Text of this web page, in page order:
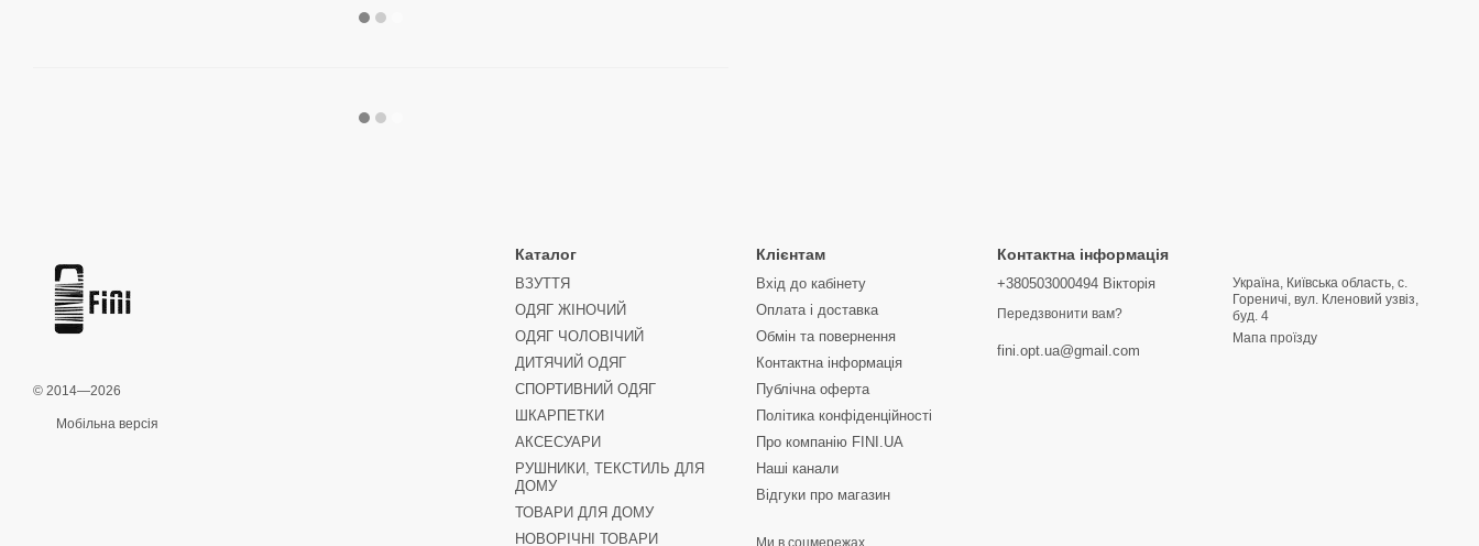
© 2014—2026
Мобільна версія
Каталог
ВЗУТТЯ
ОДЯГ ЖІНОЧИЙ
ОДЯГ ЧОЛОВІЧИЙ
ДИТЯЧИЙ ОДЯГ
СПОРТИВНИЙ ОДЯГ
ШКАРПЕТКИ
АКСЕСУАРИ
РУШНИКИ, ТЕКСТИЛЬ ДЛЯ
ДОМУ
ТОВАРИ ДЛЯ ДОМУ
НОВОРІЧНІ ТОВАРИ
Клієнтам
Вхід до кабінету
Оплата і доставка
Обмін та повернення
Контактна інформація
Публічна оферта
Політика конфіденційності
Про компанію FINI.UA
Наші канали
Відгуки про магазин
Контактна інформація
+380503000494 Вікторія
Передзвонити вам?
fini.opt.ua@gmail.com
Україна, Київська область, с.
Гореничі, вул. Кленовий узвіз,
буд. 4
Мапа проїзду